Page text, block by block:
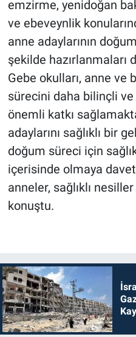
emzirme, yenidoğan
ve ebeveynlik
anne adaylarının
şekilde hazırlanmaları
Gebe okulları, anne ve
sürecini daha bilinçli ve
önemli katkı
adaylarını sağlıklı bir
doğum süreci için
içerisinde olmaya davet
anneler, sağlıklı
konuştu.